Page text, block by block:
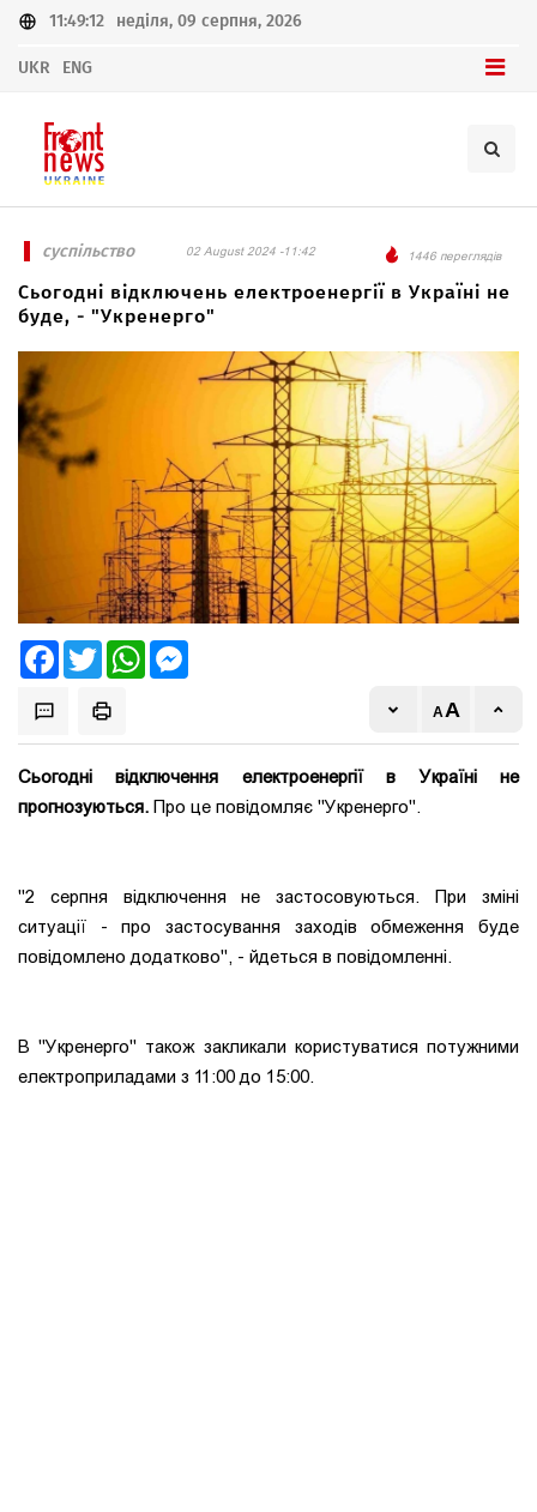
11:49:12 неділя, 09 серпня, 2026
UKR ENG
суспільство 02 August 2024 -11:42 1446 переглядів
Сьогодні відключень електроенергії в Україні не
буде, - "Укренерго"
FacebookTwitter WhatsApp
Сьогодні відключення електроенергії в Україні не
прогнозуються. Про це повідомляє "Укренерго".
"2 серпня відключення не застосовуються. При зміні
ситуації - про застосування заходів обмеження буде
повідомлено додатково", - йдеться в повідомленні.
В "Укренерго" також закликали користуватися потужними
електроприладами з 11:00 до 15:00.